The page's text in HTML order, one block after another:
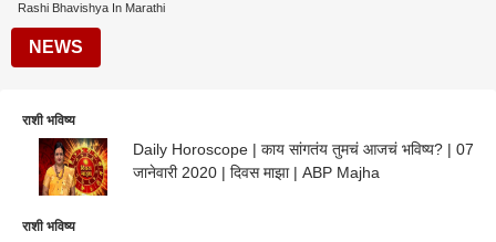
Rashi Bhavishya In Marathi
NEWS
राशी भविष्य
Daily Horoscope | काय सांगतंय तुमचं आजचं भविष्य? | 07
जानेवारी 2020 | दिवस माझा | ABP Majha
राशी भविष्य